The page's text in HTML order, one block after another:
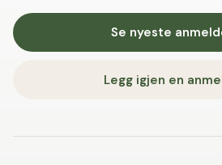
Se nyeste
Legg igjen en